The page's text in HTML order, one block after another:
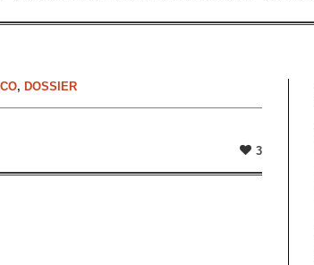
, DOSSIER
3